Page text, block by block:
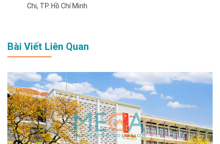
Chi, TP. Hồ Chí Minh
Bài Viết Liên Quan